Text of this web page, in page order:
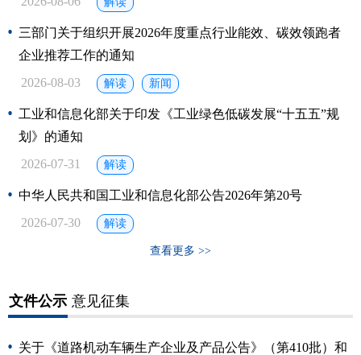
三部门关于组织开展2026年度重点行业能效、碳效领跑者
企业推荐工作的通知
2026-08-03
解读 新闻
工业和信息化部关于印发《工业绿色低碳发展“十五五”规
划》的通知
2026-07-31
解读
中华人民共和国工业和信息化部公告2026年第20号
2026-07-30
解读
查看更多 >>
文件公示 意见征集
关于《道路机动车辆生产企业及产品公告》（第410批）和